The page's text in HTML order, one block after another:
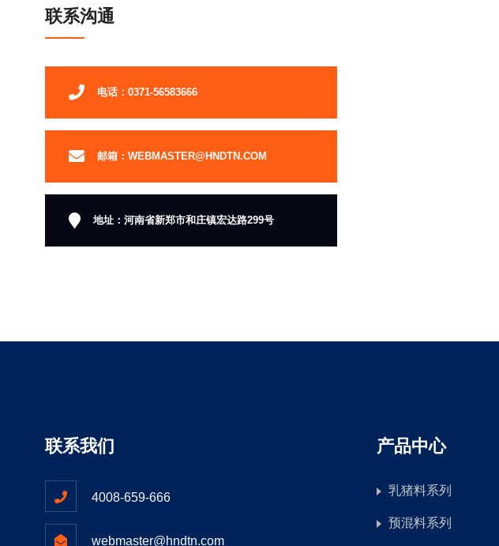
联系沟通
电话：0371-56583666
邮箱：WEBMASTER@HNDTN.COM
地址：河南省新郑市和庄镇宏达路299号
联系我们
4008-659-666
webmaster@hndtn.com
产品中心
乳猪料系列
预混料系列